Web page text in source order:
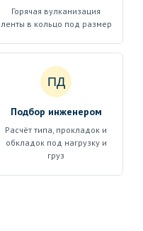
Горячая вулканизация
ленты в кольцо под размер
ПД
Подбор инженером
Расчёт типа, прокладок и
обкладок под нагрузку и
груз